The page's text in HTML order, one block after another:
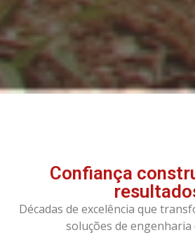
Confiança
Décadas de excelência que
soluções de engenharia